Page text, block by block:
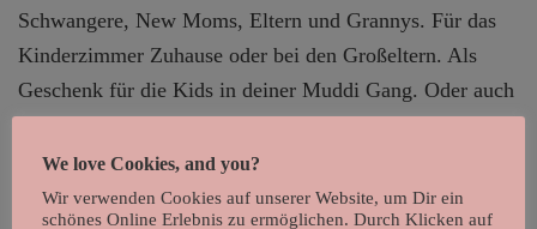
Schwangere, New Moms, Eltern und Grannys. Für das
Kinderzimmer Zuhause oder bei den Großeltern. Als
Geschenk für die Kids in deiner Muddi Gang. Oder auch
Treffs, Firmen Spielecken oder Praxen.
We love Cookies, and you?
Wir verwenden Cookies auf unserer Website, um Dir ein
schönes Online Erlebnis zu ermöglichen. Durch Klicken auf